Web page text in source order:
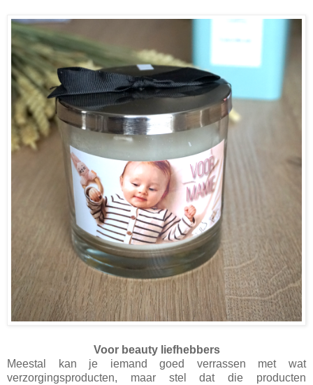
Voor beauty liefhebbers
Meestal kan je iemand goed verrassen met wat
verzorgingsproducten, maar stel dat die producten